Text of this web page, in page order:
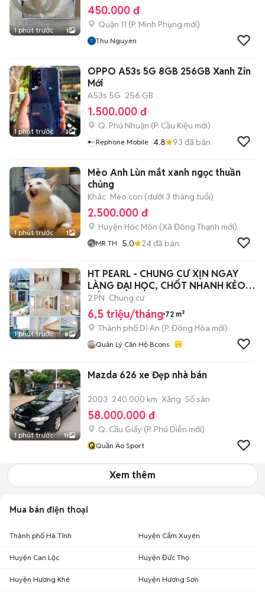
1 phút trước 1
450.000 đ
Quận 11 (P. Minh Phụng mới)
Thu Nguyen
1 phút trước 3
OPPO A53s 5G 8GB 256GB Xanh Zin
Mới
A53s 5G 256 GB
1.500.000 đ
Q. Phú Nhuận (P. Cầu Kiệu mới)
Rephone Mobile 4.8 93 đã bán
1 phút trước 1
Mèo Anh Lùn mắt xanh ngọc thuần
chủng
Khác Mèo con (dưới 3 tháng tuổi)
2.500.000 đ
Huyện Hóc Môn (Xã Đông Thạnh mới)
MR TH 5.0 24đã bán
1 phút trước 8
HT PEARL - CHUNG CƯ XỊN NGAY
LÀNG ĐẠI HỌC, CHỐT NHANH KẺO
HẾT
2 PN Chung cư
6,5 triệu/tháng 72 m²
Thành phố Dĩ An (P. Đông Hòa mới)
Quản Lý Căn Hộ Bcons
1 phút trước 11
Mazda 626 xe Đẹp nhà bán
2003 240.000 km Xăng Số sàn
58.000.000 đ
Q. Cầu Giấy (P. Phú Diễn mới)
QQuần Áo Sport
Xem thêm
Mua bán điện thoại
Thành phố Hà Tĩnh Huyện Cẩm Xuyên
Huyện Can Lộc Huyện Đức Thọ
Huyện Hương Khê Huyện Hương Sơn